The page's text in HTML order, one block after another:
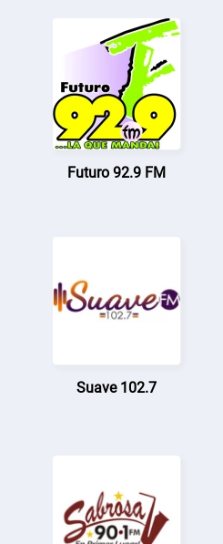
Futuro 92.9 FM
Suave 102.7